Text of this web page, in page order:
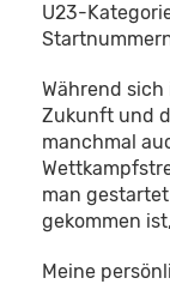
U23-
Während
Zukunft und
manchmal
man
gekommen
Meine